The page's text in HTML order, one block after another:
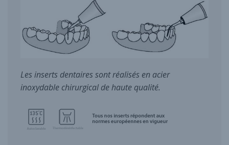
Les inserts dentaires sont réalisés en acier
inoxydable chirurgical de haute qualité.